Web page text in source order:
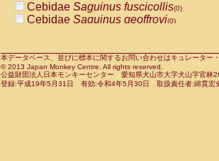
CercopithecidaeCercocebus
CercopithecidaeCercocebushybrid
CercopithecidaePapio anubis(0)
CercopithecidaePapio cynocephalus
CercopithecidaePapio hamadryas(0)
Cebidae Saguinus fuscicollis(0)
Cebidae Saguinus geoffroyi(0)
CebidaeSaguinus leucopus(0)
CebidaeSaguinus midas(0)
Cebidae Saguinus mystax(0)
本データベース、並びに標本に関するお問い合わせはキュレータ
© 2013 Japan Monkey Centre. All rights reserved.
公益財団法人日本モンキーセンター 愛知県犬山市大字犬山字官
登録:平成19年5月31日 有効:令和4年5月30日 取扱責任者:綿貫宏